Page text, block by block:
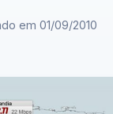
em 01/09/2010